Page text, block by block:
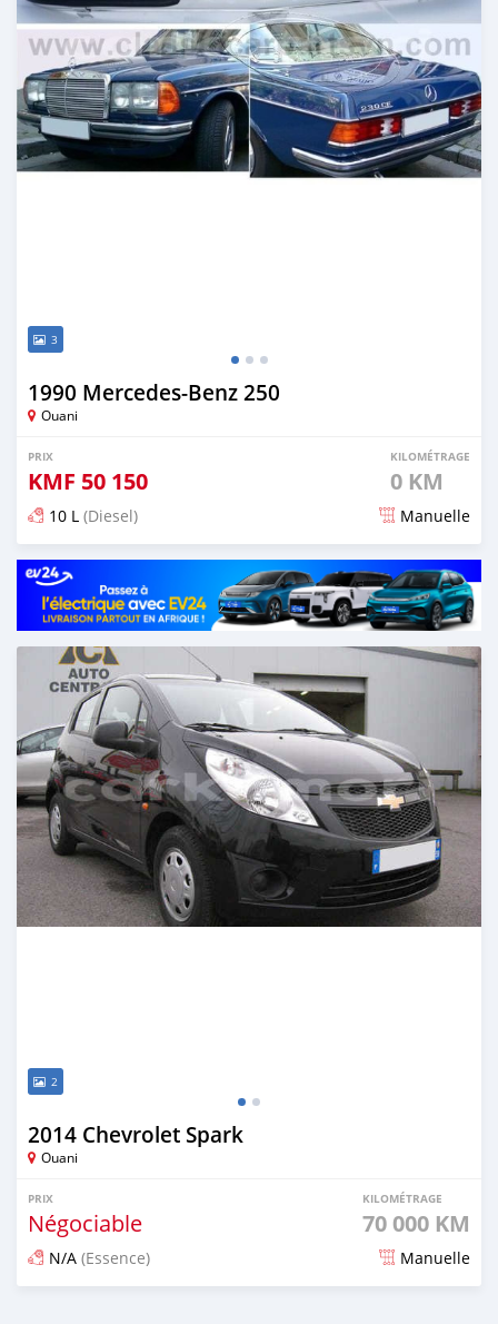
3
1990 Mercedes-Benz 250
Ouani
PRIX
KMF 50 150
KILOMÉTRAGE
0 KM
10 L (Diesel) Manuelle
Publié il y a 6 mois
2
2014 Chevrolet Spark
Ouani
PRIX
Négociable
KILOMÉTRAGE
70 000 KM
N/A (Essence) Manuelle